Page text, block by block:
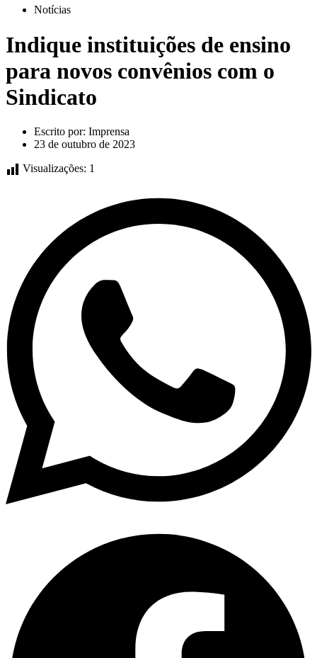
Notícias
Indique instituições de ensino
para novos convênios com o
Sindicato
Escrito por: Imprensa
23 de outubro de 2023
Visualizações: 1